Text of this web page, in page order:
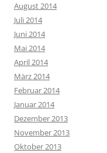
August 2014
Juli 2014
Juni 2014
Mai 2014
April 2014
März 2014
Februar 2014
Januar 2014
Dezember 2013
November 2013
Oktober 2013